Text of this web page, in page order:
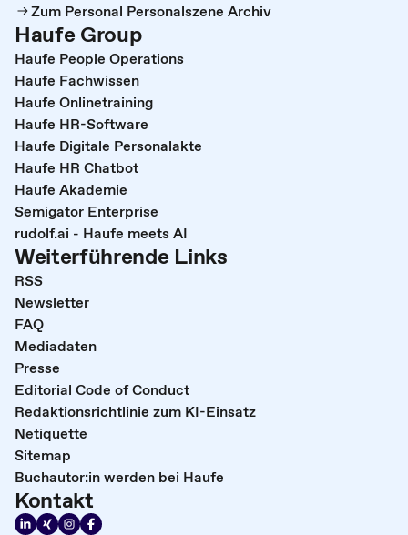
Zum Personal Personalszene Archiv
Haufe Group
Haufe People Operations
Haufe Fachwissen
Haufe Onlinetraining
Haufe HR-Software
Haufe Digitale Personalakte
Haufe HR Chatbot
Haufe Akademie
Semigator Enterprise
rudolf.ai - Haufe meets AI
Weiterführende Links
RSS
Newsletter
FAQ
Mediadaten
Presse
Editorial Code of Conduct
Redaktionsrichtlinie zum KI-Einsatz
Netiquette
Sitemap
Buchautor:in werden bei Haufe
Kontakt